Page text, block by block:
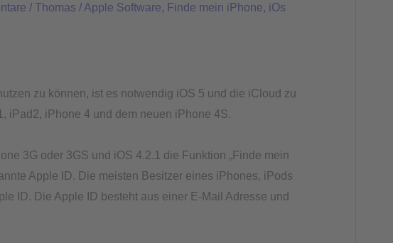
/ Thomas / Apple Software, Finde mein iPhone, iOs
zu können, ist es notwendig iOS 5 und die iCloud zu
iPad2, iPhone 4 und dem neuen iPhone 4S.
3G oder 3GS und iOS 4.2.1 die Funktion „Finde mein
Apple ID. Die meisten Besitzer eines iPhones, iPods
ID. Die Apple ID besteht aus einer E-Mail Adresse und